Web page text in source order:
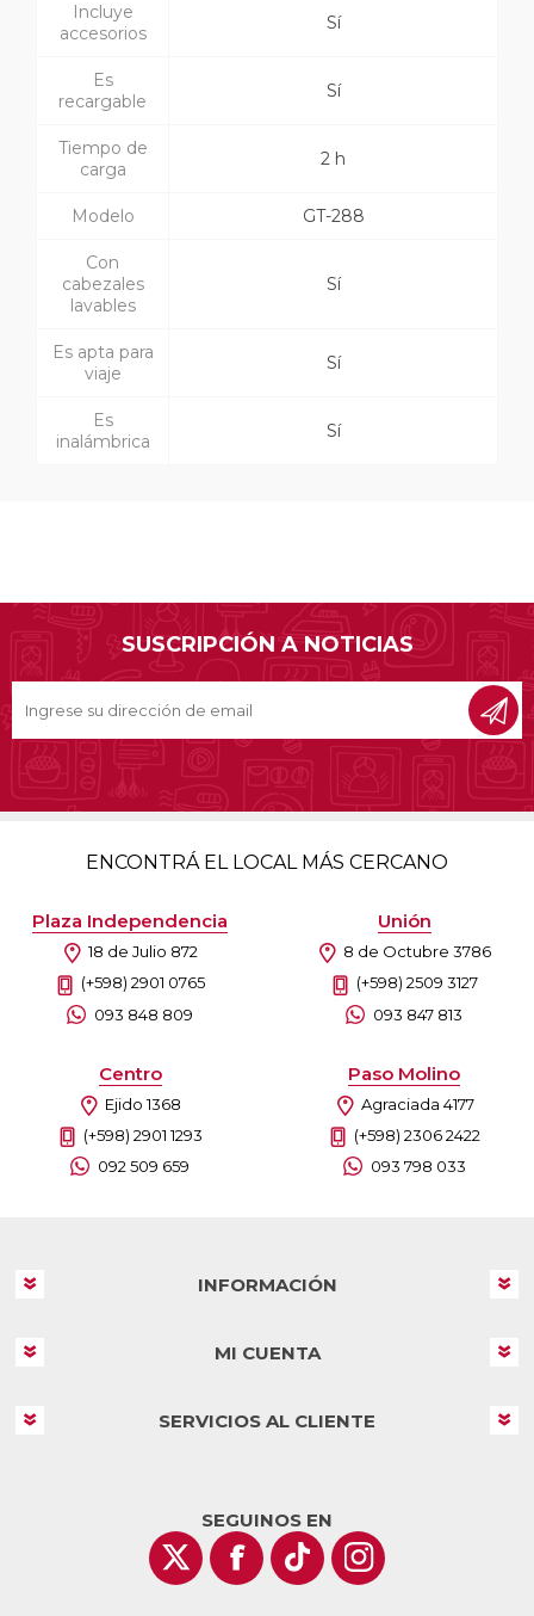
Incluye
accesorios
Sí
Es
recargable
Sí
Tiempo de
carga
2 h
Modelo GT-288
Con
cabezales
lavables
Sí
Es apta para
viaje
Sí
Es
inalámbrica
Sí
SUSCRIPCIÓN A NOTICIAS
ENCONTRÁ EL LOCAL MÁS CERCANO
Plaza Independencia
18 de Julio 872
(+598) 2901 0765
093 848 809
Unión
8 de Octubre 3786
(+598) 2509 3127
093 847 813
Centro
Ejido 1368
(+598) 2901 1293
092 509 659
Paso Molino
Agraciada 4177
(+598) 2306 2422
093 798 033
INFORMACIÓN
MI CUENTA
SERVICIOS AL CLIENTE
SEGUINOS EN